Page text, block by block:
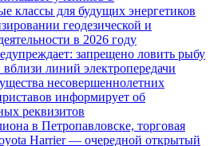
классы для будущих энергетиков
геодезической и
в 2026 году
запрещено ловить рыбу
вблизи линий электропередачи
несовершеннолетних
информирует об
реквизитов
в Петропавловске, торговая
Harrier — очередной открытый